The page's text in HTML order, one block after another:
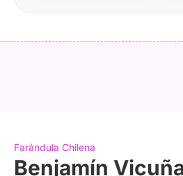
Farándula Chilena
Benjamín